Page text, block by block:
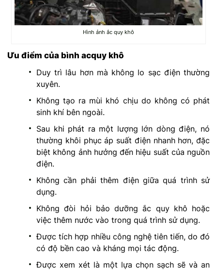
Hình ảnh ắc quy khô
Ưu điểm của bình acquy khô
Duy trì lâu hơn mà không lo sạc điện thường
xuyên.
Không tạo ra mùi khó chịu do không có phát
sinh khí bên ngoài.
Sau khi phát ra một lượng lớn dòng điện, nó
thường khôi phục áp suất điện nhanh hơn, đặc
biệt không ảnh hưởng đến hiệu suất của nguồn
điện.
Không cần phải thêm điện giữa quá trình sử
dụng.
Không đòi hỏi bảo dưỡng ắc quy khô hoặc
việc thêm nước vào trong quá trình sử dụng.
Được tích hợp nhiều công nghệ tiên tiến, do đó
có độ bền cao và kháng mọi tác động.
Được xem xét là một lựa chọn sạch sẽ và an